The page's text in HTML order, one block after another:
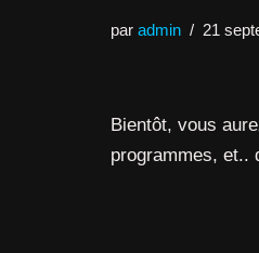
par admin 21
Bientôt, vous
programmes, et..